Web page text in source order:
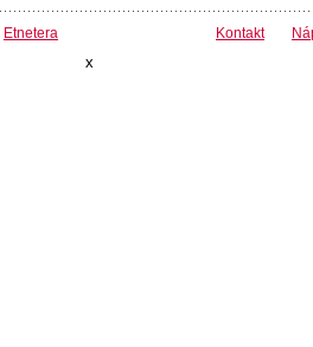
Etnetera Kontakt
x